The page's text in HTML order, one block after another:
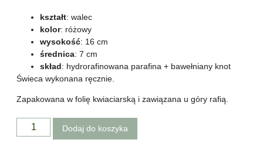
kształt: walec
kolor: różowy
wysokość: 16 cm
średnica: 7 cm
skład: hydrorafinowana parafina + bawełniany knot
Świeca wykonana ręcznie.
Zapakowana w folię kwiaciarską i zawiązana u góry rafią.
Dodaj do koszyka